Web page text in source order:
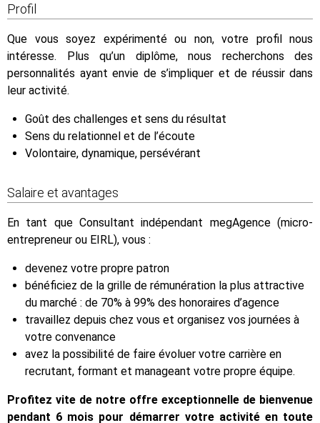
Profil
Que vous soyez expérimenté ou non, votre profil nous
intéresse. Plus qu’un diplôme, nous recherchons des
personnalités ayant envie de s’impliquer et de réussir dans
leur activité.
Goût des challenges et sens du résultat
Sens du relationnel et de l’écoute
Volontaire, dynamique, persévérant
Salaire et avantages
En tant que Consultant indépendant megAgence (micro-
entrepreneur ou EIRL), vous :
devenez votre propre patron
bénéficiez de la grille de rémunération la plus attractive
du marché : de 70% à 99% des honoraires d’agence
travaillez depuis chez vous et organisez vos journées à
votre convenance
avez la possibilité de faire évoluer votre carrière en
recrutant, formant et manageant votre propre équipe.
Profitez vite de notre offre exceptionnelle de bienvenue
pendant 6 mois pour démarrer votre activité en toute